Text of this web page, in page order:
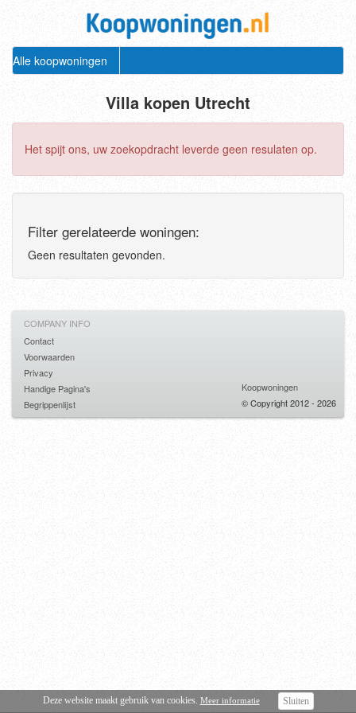
Alle koopwoningen
Villa kopen Utrecht
Het spijt ons, uw zoekopdracht leverde geen resulaten op.
Filter gerelateerde woningen:
Geen resultaten gevonden.
Deze website maakt gebruik van cookies. Meer informatie Sluiten
COMPANY INFO
Contact
Voorwaarden
Privacy
Handige Pagina's
Begrippenlijst
Koopwoningen
© Copyright 2012 - 2026